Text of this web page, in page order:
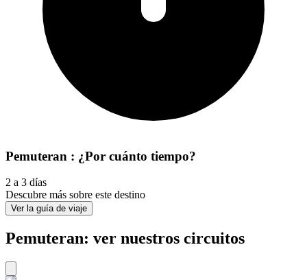
Pemuteran : ¿Por cuánto tiempo?
2 a 3 días
Descubre más sobre este destino
Ver la guía de viaje
Pemuteran: ver nuestros circuitos